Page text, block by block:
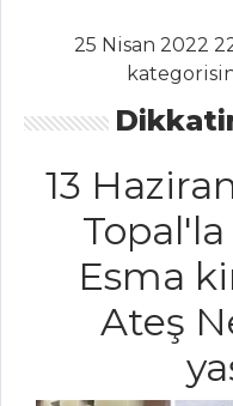
SALATALAR
Patlıcanlı Kuskus
Karidesli Salata
Salatalar Tüm
Tarifleri
YEMEKLERI
25 Nisan 2022
13
Esma
Ateş